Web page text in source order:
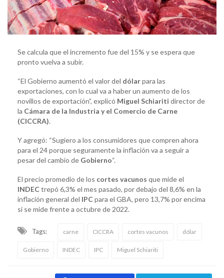
Se calcula que el incremento fue del 15% y se espera que
pronto vuelva a subir.
“El Gobierno aumentó el valor del dólarpara las
exportaciones, con lo cual va a haber un aumento de los
novillos de exportación”, explicó Miguel Schiariti director de
la Cámara de la Industria y el Comercio de Carne
(CICCRA).
Y agregó: “Sugiero a los consumidores que compren ahora
para el 24 porque seguramente la inflación va a seguir a
pesar del cambio de Gobierno“.
El precio promedio de los cortes vacunos que mide el
INDECtrepó 6,3% el mes pasado, por debajo del 8,6% en la
inflación general del IPCpara el GBA, pero 13,7% por encima
si se mide frente a octubre de 2022.
Tags: carne CICCRA cortes vacunos dólar
Gobierno INDEC IPC Miguel Schiariti